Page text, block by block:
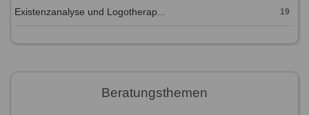
Existenzanalyse und Logotherap... 19
Beratungsthemen